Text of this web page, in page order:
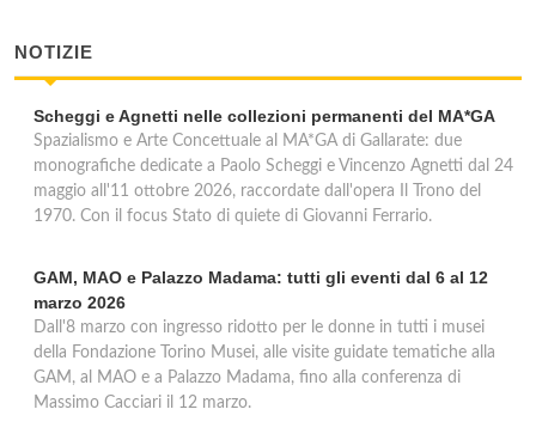
NOTIZIE
Scheggi e Agnetti nelle collezioni permanenti del MA*GA
Spazialismo e Arte Concettuale al MA*GA di Gallarate: due
monografiche dedicate a Paolo Scheggi e Vincenzo Agnetti dal 24
maggio all'11 ottobre 2026, raccordate dall'opera Il Trono del
1970. Con il focus Stato di quiete di Giovanni Ferrario.
GAM, MAO e Palazzo Madama: tutti gli eventi dal 6 al 12
marzo 2026
Dall'8 marzo con ingresso ridotto per le donne in tutti i musei
della Fondazione Torino Musei, alle visite guidate tematiche alla
GAM, al MAO e a Palazzo Madama, fino alla conferenza di
Massimo Cacciari il 12 marzo.